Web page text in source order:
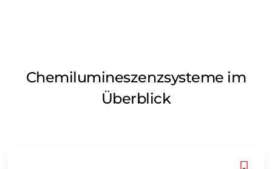
Chemilumineszenzsysteme im
Überblick